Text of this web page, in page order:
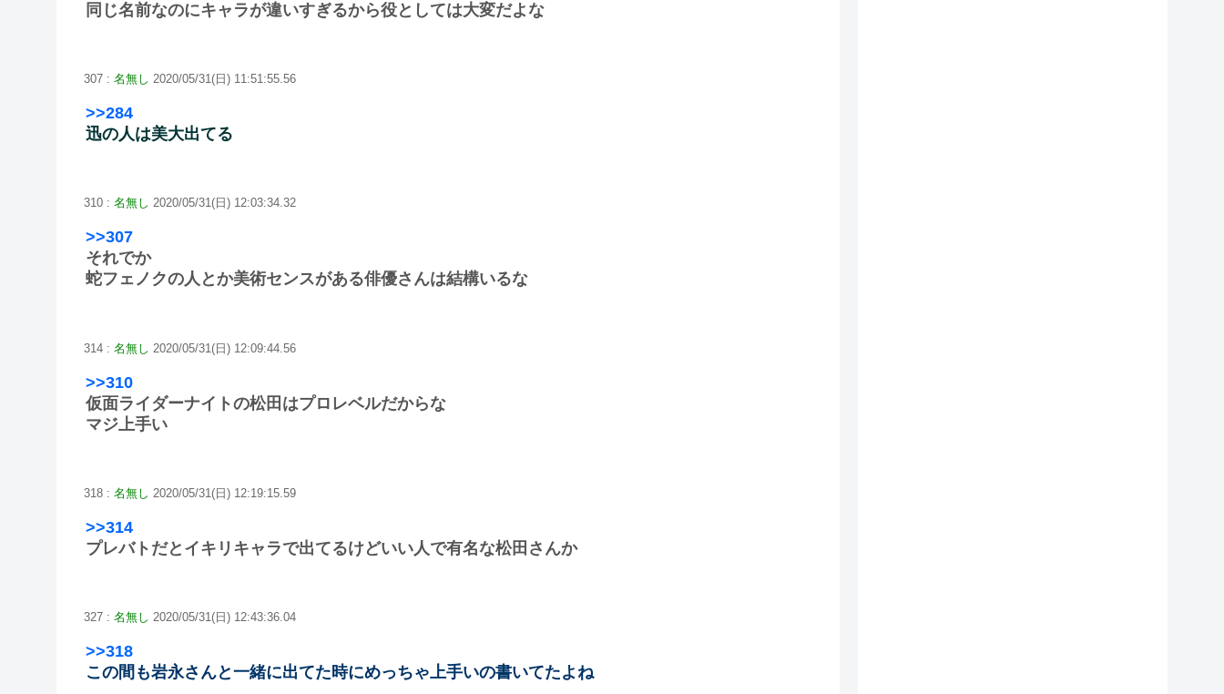
同じ名前なのにキャラが違いすぎるから役としては大変だよな
307 : 名無し 2020/05/31(日) 11:51:55.56
>>284
迅の人は美大出てる
310 : 名無し 2020/05/31(日) 12:03:34.32
>>307
それでか
蛇フェノクの人とか美術センスがある俳優さんは結構いるな
314 : 名無し 2020/05/31(日) 12:09:44.56
>>310
仮面ライダーナイトの松田はプロレベルだからな
マジ上手い
318 : 名無し 2020/05/31(日) 12:19:15.59
>>314
プレバトだとイキリキャラで出てるけどいい人で有名な松田さんか
327 : 名無し 2020/05/31(日) 12:43:36.04
>>318
この間も岩永さんと一緒に出てた時にめっちゃ上手いの書いてたよね